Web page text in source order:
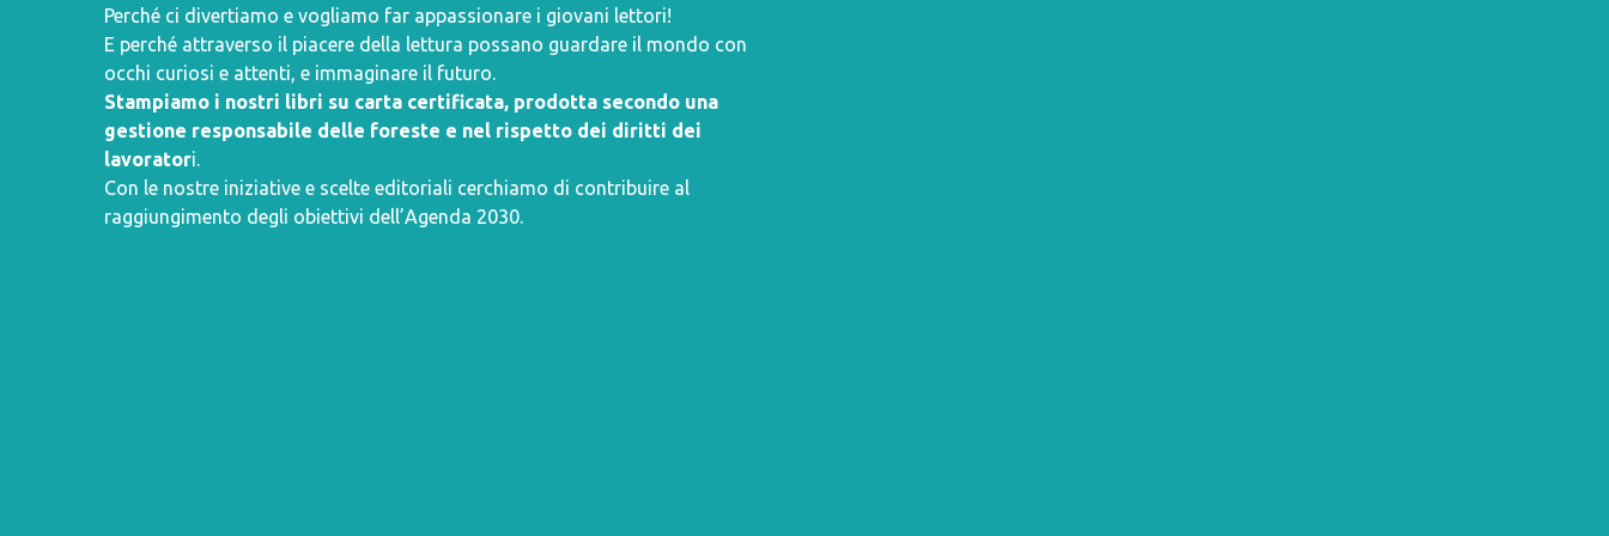
Perché ci divertiamo e vogliamo far appassionare i giovani lettori!
E perché attraverso il piacere della lettura possano guardare il mondo con
occhi curiosi e attenti, e immaginare il futuro.
Stampiamo i nostri libri su carta certificata, prodotta secondo una
gestione responsabile delle foreste e nel rispetto dei diritti dei
lavoratori.
Con le nostre iniziative e scelte editoriali cerchiamo di contribuire al
raggiungimento degli obiettivi dell’Agenda 2030.